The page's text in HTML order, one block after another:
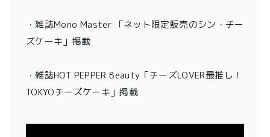
・雑誌Mono Master 「ネット限定販売のシン・チー
ズケーキ」掲載
・雑誌HOT PEPPER Beauty「チーズLOVER最推し！
TOKYOチーズケーキ」掲載